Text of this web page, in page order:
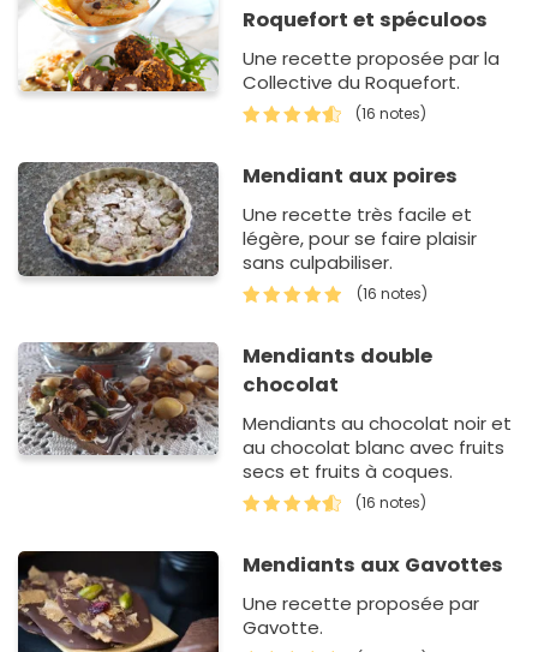
Roquefort et spéculoos
Une recette proposée par la
Collective du Roquefort.
(16 notes)
Mendiant aux poires
Une recette très facile et
légère, pour se faire plaisir
sans culpabiliser.
(16 notes)
Mendiants double
chocolat
Mendiants au chocolat noir et
au chocolat blanc avec fruits
secs et fruits à coques.
(16 notes)
Mendiants aux Gavottes
Une recette proposée par
Gavotte.